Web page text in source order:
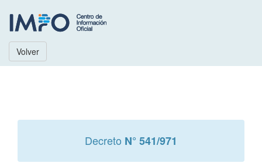
Volver
Decreto N° 541/971